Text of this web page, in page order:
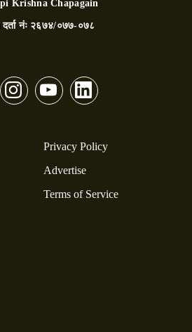
Krishna Chapagain
नंः २६७४/०७७-०७८
Privacy Policy
Advertise
Terms of Service